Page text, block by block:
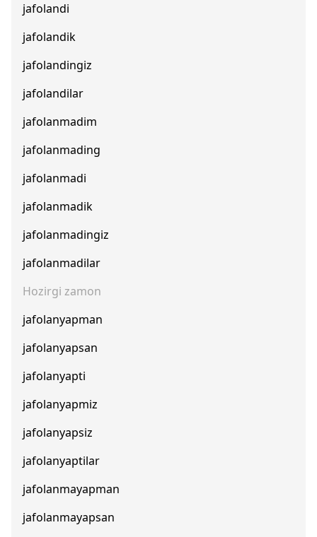
jafolandi
jafolandik
jafolandingiz
jafolandilar
jafolanmadim
jafolanmading
jafolanmadi
jafolanmadik
jafolanmadingiz
jafolanmadilar
Hozirgi zamon
jafolanyapman
jafolanyapsan
jafolanyapti
jafolanyapmiz
jafolanyapsiz
jafolanyaptilar
jafolanmayapman
jafolanmayapsan